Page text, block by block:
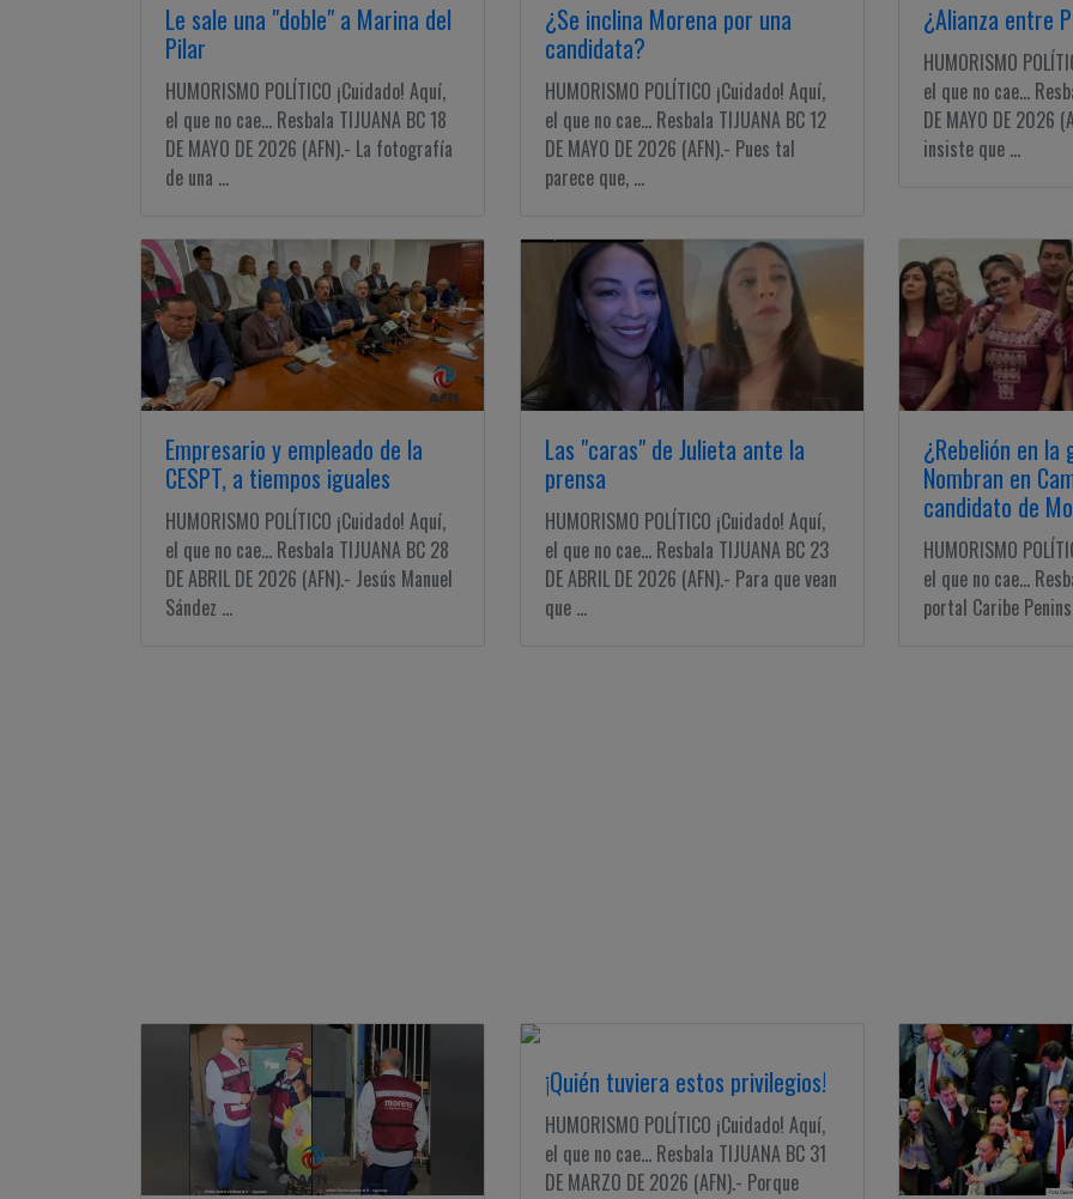
Le sale una "doble" a Marina del
Pilar
HUMORISMO POLÍTICO ¡Cuidado! Aquí,
el que no cae... Resbala TIJUANA BC 18
DE MAYO DE 2026 (AFN).- La fotografía
de una ...
¿Se inclina Morena por una
candidata?
HUMORISMO POLÍTICO ¡Cuidado! Aquí,
el que no cae... Resbala TIJUANA BC 12
DE MAYO DE 2026 (AFN).- Pues tal
parece que, ...
¿Alianza entre
HUMORISMO
el que no cae...
DE MAYO DE 2026
insiste que ...
Empresario y empleado de la
CESPT, a tiempos iguales
HUMORISMO POLÍTICO ¡Cuidado! Aquí,
el que no cae... Resbala TIJUANA BC 28
DE ABRIL DE 2026 (AFN).- Jesús Manuel
Sández ...
Las "caras" de Julieta ante la
prensa
HUMORISMO POLÍTICO ¡Cuidado! Aquí,
el que no cae... Resbala TIJUANA BC 23
DE ABRIL DE 2026 (AFN).- Para que vean
que ...
¿Rebelión en la
Nombran en
candidato de
HUMORISMO
el que no cae...
portal Caribe
¡Quién tuviera estos privilegios!
HUMORISMO POLÍTICO ¡Cuidado! Aquí,
el que no cae... Resbala TIJUANA BC 31
DE MARZO DE 2026 (AFN).- Porque